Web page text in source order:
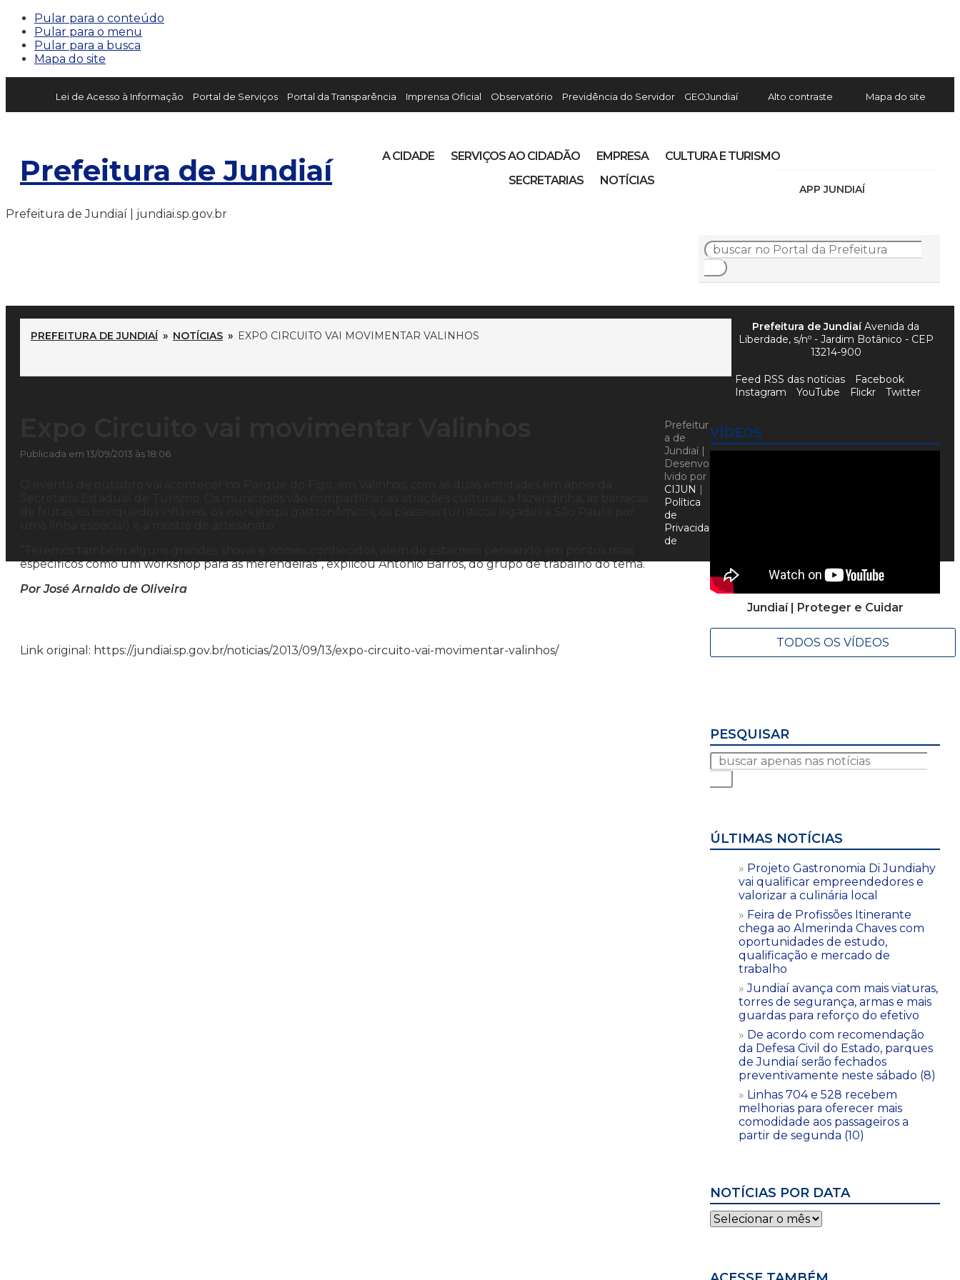
Pular para o conteúdo
Pular para o menu
Pular para a busca
Mapa do site
Lei de Acesso à Informação Portal de Serviços Portal da Transparência Imprensa Oficial Observatório Previdência do Servidor GEOJundiaí Alto contraste Mapa do site
Prefeitura de Jundiaí
APP JUNDIAÍ
A CIDADE SERVIÇOS AO CIDADÃO EMPRESA
CULTURA E TURISMO
SECRETARIAS
NOTÍCIAS
Prefeitura de Jundiaí | jundiai.sp.gov.br
PREFEITURA DE JUNDIAÍ » NOTÍCIAS » EXPO CIRCUITO VAI MOVIMENTAR VALINHOS
Publicada em 13/09/2013 às 18:06
específicos como um workshop para as merendeiras”, explicou Antonio Barros, do grupo de trabalho do tema.
Por José Arnaldo de Oliveira
Link original: https://jundiai.sp.gov.br/noticias/2013/09/13/expo-circuito-vai-movimentar-valinhos/
VÍDEOS
Jundiaí | Proteger e Cuidar
TODOS OS VÍDEOS
PESQUISAR
ÚLTIMAS NOTÍCIAS
Projeto Gastronomia Di Jundiahy
vai qualificar empreendedores e
valorizar a culinária local
Feira de Profissões Itinerante
chega ao Almerinda Chaves com
oportunidades de estudo,
qualificação e mercado de
trabalho
Jundiaí avança com mais viaturas,
torres de segurança, armas e mais
guardas para reforço do efetivo
De acordo com recomendação
da Defesa Civil do Estado, parques
de Jundiaí serão fechados
preventivamente neste sábado (8)
Linhas 704 e 528 recebem
melhorias para oferecer mais
comodidade aos passageiros a
partir de segunda (10)
NOTÍCIAS POR DATA
Notícias
por
Prefeitura de JundiaíAvenida da
Liberdade, s/nº - Jardim Botânico - CEP
13214-900
Feed RSS das notícias
Facebook
Instagram
YouTube Flickr Twitter
Prefeitur
a de
Jundiaí |
Desenvo
lvido por
CIJUN |
Política
de
Privacida
de